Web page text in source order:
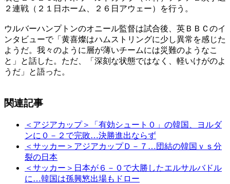
２連戦（２１日ホーム、２６日アウェー）を行う。
ウルバーハンプトンのオニール監督は試合後、英ＢＢＣのイ
ンタビューで「黄喜燦はハムストリングに少し異常を感じた
ようだ。我々のように層が薄いチームには災難のようなこ
と」と話した。ただ、「深刻な状態ではなく、軽いけがのよ
うだ」と語った。
関連記事
＜アジアカップ＞「有効シュート０」の韓国、ヨルダ
ンに０－２で完敗…決勝進出ならず
＜サッカー＞アジアカップＤ－７…団結の韓国ｖｓ分
裂の日本
＜サッカー＞日本が６－０で大勝したエルサルバドル
に…韓国は孫興慜出場もドロー